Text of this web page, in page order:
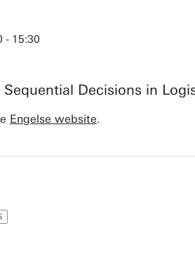
- 15:30
Decisions in
Engelse website.